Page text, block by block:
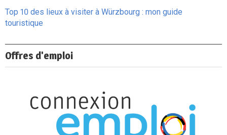
Top 10 des lieux à visiter à Würzbourg : mon guide
touristique
Offres d'emploi